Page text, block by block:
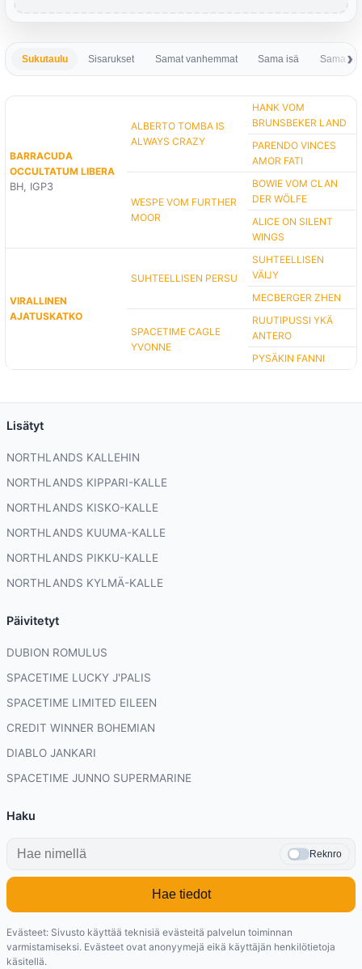
Sukutaulu Sisarukset Samat vanhemmat Sama isä Sama
BARRACUDA
OCCULTATUM LIBERA
BH, IGP3
ALBERTO TOMBA IS
ALWAYS CRAZY
HANK VOM
BRUNSBEKER LAND
PARENDO VINCES
AMOR FATI
WESPE VOM FURTHER
MOOR
BOWIE VOM CLAN
DER WÖLFE
ALICE ON SILENT
WINGS
VIRALLINEN
AJATUSKATKO
SUHTEELLISEN PERSU
SUHTEELLISEN
VÄIJY
MECBERGER ZHEN
SPACETIME CAGLE
YVONNE
RUUTIPUSSI YKÄ
ANTERO
PYSÄKIN FANNI
Lisätyt
NORTHLANDS KALLEHIN
NORTHLANDS KIPPARI-KALLE
NORTHLANDS KISKO-KALLE
NORTHLANDS KUUMA-KALLE
NORTHLANDS PIKKU-KALLE
NORTHLANDS KYLMÄ-KALLE
Päivitetyt
DUBION ROMULUS
SPACETIME LUCKY J'PALIS
SPACETIME LIMITED EILEEN
CREDIT WINNER BOHEMIAN
DIABLO JANKARI
SPACETIME JUNNO SUPERMARINE
Haku
Reknro
Hae tiedot
Evästeet: Sivusto käyttää teknisiä evästeitä palvelun toiminnan
varmistamiseksi. Evästeet ovat anonyymejä eikä käyttäjän henkilötietoja
käsitellä.